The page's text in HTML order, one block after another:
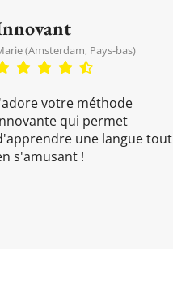
(Amsterdam, Pays-bas)
votre méthode
qui permet
une langue tout
s'amusant !